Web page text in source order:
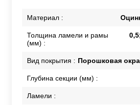
Материал :
Толщина ламели и рамы
(мм) :
Вид покрытия : Порошковая
Глубина секции (мм) :
Ламели :